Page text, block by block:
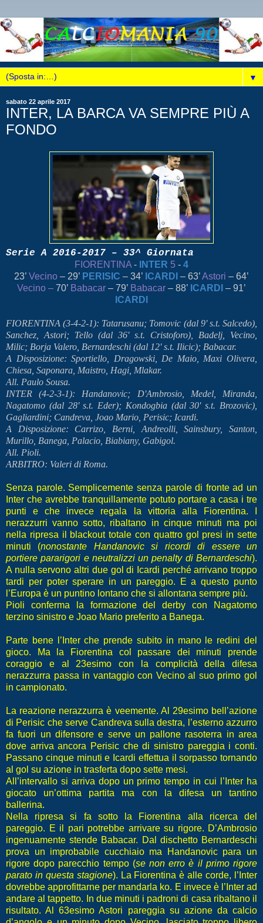
▼
sabato 22 aprile 2017
INTER, LA BARCA VA SEMPRE PIÙ A
FONDO
Serie A 2016-2017 – 33^ Giornata
FIORENTINA- INTER 5 - 4
23’ Vecino – 29’ PERISIC – 34’ ICARDI – 63’Astori – 64’
Vecino – 70’ Babacar – 79’ Babacar – 88’ ICARDI – 91’
ICARDI
FIORENTINA (3-4-2-1): Tatarusanu; Tomovic (dal 9' s.t. Salcedo),
Sanchez, Astori; Tello (dal 36' s.t. Cristoforo), Badelj, Vecino,
Milic; Borja Valero, Bernardeschi (dal 12' s.t. Ilicic); Babacar.
A Disposizione: Sportiello, Dragowski, De Maio, Maxi Olivera,
Chiesa, Saponara, Maistro, Hagi, Mlakar.
All. Paulo Sousa.
INTER (4-2-3-1): Handanovic; D'Ambrosio, Medel, Miranda,
Nagatomo (dal 28' s.t. Eder); Kondogbia (dal 30' s.t. Brozovic),
Gagliardini; Candreva, Joao Mario, Perisic; Icardi.
A Disposizione: Carrizo, Berni, Andreolli, Sainsbury, Santon,
Murillo, Banega, Palacio, Biabiany, Gabigol.
All. Pioli.
ARBITRO: Valeri di Roma.
Senza parole. Semplicemente senza parole di fronte ad un
Inter che avrebbe tranquillamente potuto portare a casa i tre
punti e che invece regala la vittoria alla Fiorentina. I
nerazzurri vanno sotto, ribaltano in cinque minuti ma poi
nella ripresa il blackout totale con quattro gol presi in sette
minuti (nonostante Handanovic si ricordi di essere un
portiere pararigori e neutralizzi un penalty di Bernardeschi).
A nulla servono altri due gol di Icardi perché arrivano troppo
tardi per poter sperare in un pareggio. E a questo punto
l’Europa è un puntino lontano che si allontana sempre più.
Pioli conferma la formazione del derby con Nagatomo
terzino sinistro e Joao Mario preferito a Banega.
Parte bene l’Inter che prende subito in mano le redini del
gioco. Ma la Fiorentina col passare dei minuti prende
coraggio e al 23esimo con la complicità della difesa
nerazzurra passa in vantaggio con Vecino al suo primo gol
in campionato.
La reazione nerazzurra è veemente. Al 29esimo bell’azione
di Perisic che serve Candreva sulla destra, l’esterno azzurro
fa fuori un difensore e serve un pallone rasoterra in area
dove arriva ancora Perisic che di sinistro pareggia i conti.
Passano cinque minuti e Icardi effettua il sorpasso tornando
al gol su azione in trasferta dopo sette mesi.
All’intervallo si arriva dopo un primo tempo in cui l’Inter ha
giocato un’ottima partita ma con la difesa un tantino
ballerina.
Nella ripresa si fa sotto la Fiorentina alla ricerca del
pareggio. E il pari potrebbe arrivare su rigore. D’Ambrosio
ingenuamente stende Babacar. Dal dischetto Bernardeschi
prova un improbabile cucchiaio ma Handanovic para un
rigore dopo parecchio tempo (se non erro è il primo rigore
parato in questa stagione). La Fiorentina è alle corde, l’Inter
dovrebbe approfittarne per mandarla ko. E invece è l’Inter ad
andare al tappetto. In due minuti i padroni di casa ribaltano il
risultato. Al 63esimo Astori pareggia su azione da calcio